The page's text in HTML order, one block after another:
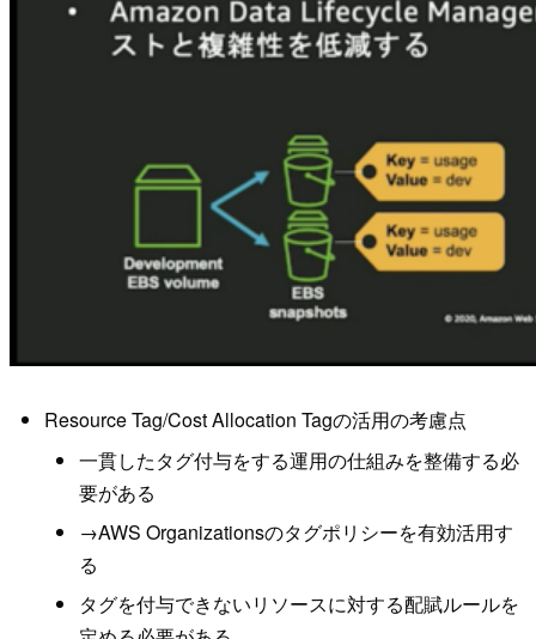
Resource Tag/Cost Allocation Tagの活用の考慮点
一貫したタグ付与をする運用の仕組みを整備する必
要がある
→AWS Organizationsのタグポリシーを有効活用す
る
タグを付与できないリソースに対する配賦ルールを